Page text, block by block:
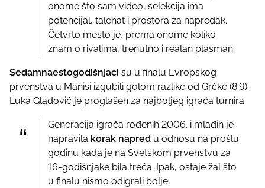
onome što sam video, selekcija ima
potencijal, talenat i prostora za napredak.
Četvrto mesto je, prema onome koliko
znam o rivalima, trenutno i realan plasman.
Sedamnaestogodišnjaci su u finalu Evropskog
prvenstva u Manisi izgubili golom razlike od Grčke (8:9).
Luka Gladović je proglašen za najboljeg igrača turnira.
Generacija igrača rođenih 2006. i mlađih je
napravila korak napred u odnosu na prošlu
godinu kada je na Svetskom prvenstvu za
16-godišnjake bila treća. Ipak, ostaje žal što
u finalu nismo odigrali bolje.